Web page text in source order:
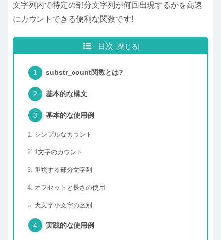
文字列内で特定の部分文字列が何回出現するかを高速
にカウントできる便利な関数です!
目次
substr_count関数とは?
基本的な構文
基本的な使用例
シンプルなカウント
1文字のカウント
重複する部分文字列
オフセットと長さの使用
大文字小文字の区別
実践的な使用例